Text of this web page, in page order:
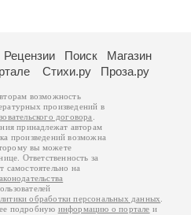
Рецензии Поиск
Магазин
Стихи.ру Проза.ру
возможность
произведений в
договора
принадлежат авторам
произведений возможна
вы можете
Ответственность за
самостоятельно на
обработки персональных данных
подробную информацию о портале и